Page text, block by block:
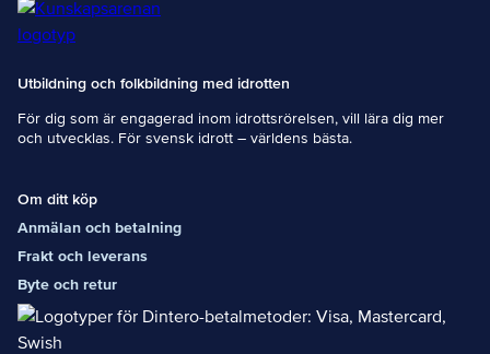
Utbildning och folkbildning med idrotten
För dig som är engagerad inom idrottsrörelsen, vill lära dig mer
och utvecklas. För svensk idrott – världens bästa.
Om ditt köp
Anmälan och betalning
Frakt och leverans
Byte och retur